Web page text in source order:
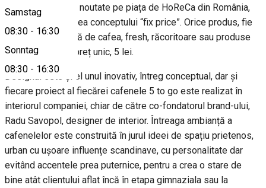
Samstag
08:30 - 16:30
Sonntag
08:30 - 16:30
Un alt element de noutate pe piața de HoReCa din România,
este implementarea conceptului “fix price”. Orice produs, fie
el băutură pe bază de cafea, fresh, răcoritoare sau produse
de patiserie, are preț unic, 5 lei.
Designul este și el unul inovativ, întreg conceptual, dar și
fiecare proiect al fiecărei cafenele 5 to go este realizat în
interiorul companiei, chiar de către co-fondatorul brand-ului,
Radu Savopol, designer de interior. Întreaga ambianță a
cafenelelor este construită în jurul ideei de spațiu prietenos,
urban cu ușoare influențe scandinave, cu personalitate dar
evitând accentele prea puternice, pentru a crea o stare de
bine atât clientului aflat încă în etapa gimnaziala sau la